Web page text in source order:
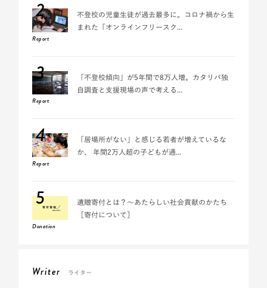
2
Report
不登校の児童生徒が過去最多に。コロナ禍から生
まれた「オンラインフリースク...
3
Report
「不登校傾向」が5年間で8万人増。カタリバ独
自調査と支援現場の声で考える...
4
Report
「居場所がない」と感じる若者が増えているな
か、 年間2万人超の子どもが通...
5
Donation
遺贈寄付とは？～あたらしい社会貢献のかたち
［寄付について］
Writer ライター